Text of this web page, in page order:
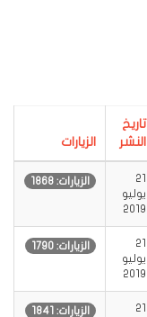
تاريخ
النشر
الزيارات
21
يوليو
2019
الزيارات: 1868
21
يوليو
2019
الزيارات: 1790
21
الزيارات: 1841